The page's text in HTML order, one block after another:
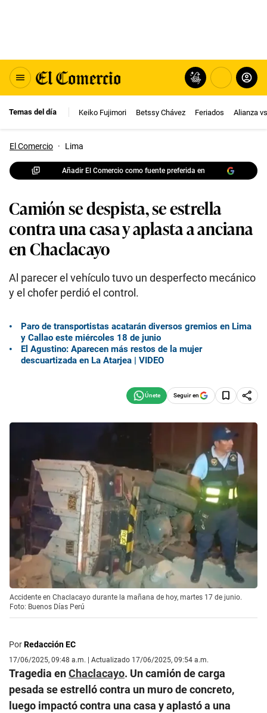
Temas del día Keiko Fujimori Betssy Chávez Feriados Alianza
El Comercio · Lima
Añadir El Comercio como fuente preferida en
Camión se despista, se estrella
contra una casa y aplasta a anciana
en Chaclacayo
Al parecer el vehículo tuvo un desperfecto mecánico
y el chofer perdió el control.
Paro de transportistas acatarán diversos gremios en Lima
y Callao este miércoles 18 de junio
El Agustino: Aparecen más restos de la mujer
descuartizada en La Atarjea | VIDEO
Seguir en
Accidente en Chaclacayo durante la mañana de hoy, martes 17 de junio.
Foto: Buenos Días Perú
PorRedacción EC
17/06/2025, 09:48 a.m. | Actualizado 17/06/2025, 09:54 a.m.
Tragedia enChaclacayo. Un camión de carga
pesada se estrelló contra un muro de concreto,
luego impactó contra una casa y aplastó a una